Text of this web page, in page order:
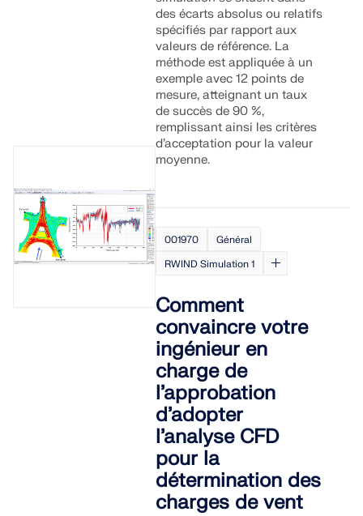
des écarts absolus ou relatifs
spécifiés par rapport aux
valeurs de référence. La
méthode est appliquée à un
exemple avec 12 points de
mesure, atteignant un taux
de succès de 90 %,
remplissant ainsi les critères
d’acceptation pour la valeur
moyenne.
001970
Général
RWIND Simulation 1
Comment
convaincre votre
ingénieur en
charge de
l’approbation
d’adopter
l’analyse CFD
pour la
détermination des
charges de vent